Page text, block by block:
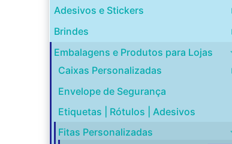
Adesivos e Stickers
Brindes
Embalagens e Produtos para Lojas
Caixas Personalizadas
Envelope de Segurança
Etiquetas | Rótulos | Adesivos
Fitas Personalizadas